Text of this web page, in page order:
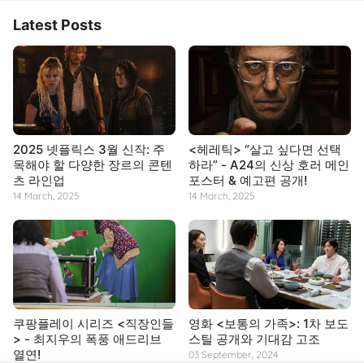
Latest Posts
2025 넷플릭스 3월 신작: 주
목해야 할 다양한 장르의 콘텐
츠 라인업
14 March, 2025
<헤레틱> “살고 싶다면 선택
하라” - A24의 신상 호러 메인
포스터 & 예고편 공개!
14 March, 2025
쿠팡플레이 시리즈 <직장인들
> - 최지우의 폭풍 애드리브
열연!
영화 <보통의 가족>: 1차 보도
스틸 공개와 기대감 고조
03 September, 2024